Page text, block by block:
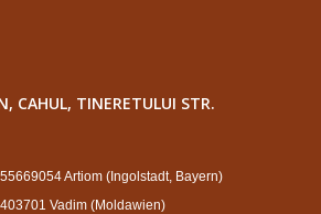
CAHUL, TINERETULUI STR.
Artiom (Ingolstadt, Bayern)
Vadim (Moldawien)